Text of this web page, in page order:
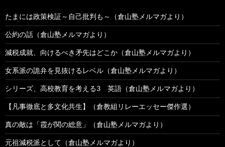
たまには政策検証～自己批判も～（倉山塾メルマガより）
公約の話（倉山塾メルマガより）
減税成就、向けるべき矛先はどこか（倉山塾メルマガより）
女系派の詭弁を見抜けるレベル（倉山塾メルマガより）
シリーズ、高校教育を考える3 英語（倉山塾メルマガより）
【凡事徹底と多文化共生】（倉教組リレーエッセー傑作選）
真の敵は「霞が関の総意」（倉山塾メルマガより）
元祖減税派として（倉山塾メルマガより）